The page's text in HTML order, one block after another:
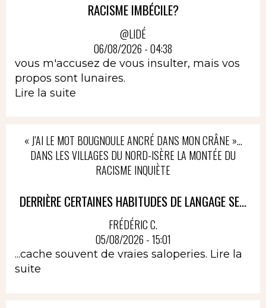
RACISME IMBÉCILE?
@LIDÉ
06/08/2026 - 04:38
vous m'accusez de vous insulter, mais vos
propos sont lunaires.
Lire la suite
« J’AI LE MOT BOUGNOULE ANCRÉ DANS MON CRÂNE »…
DANS LES VILLAGES DU NORD-ISÈRE LA MONTÉE DU
RACISME INQUIÈTE
DERRIÈRE CERTAINES HABITUDES DE LANGAGE SE...
FRÉDÉRIC C.
05/08/2026 - 15:01
...cache souvent de vraies saloperies. Lire la
suite